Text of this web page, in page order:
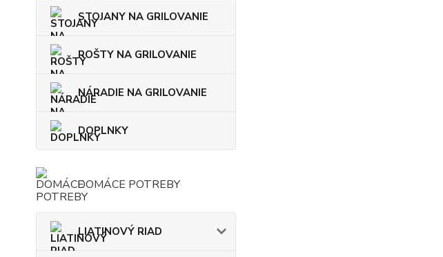
STOJANY NA GRILOVANIE
ROŠTY NA GRILOVANIE
NÁRADIE NA GRILOVANIE
DOPLNKY
DOMÁCE POTREBY
LIATINOVÝ RIAD